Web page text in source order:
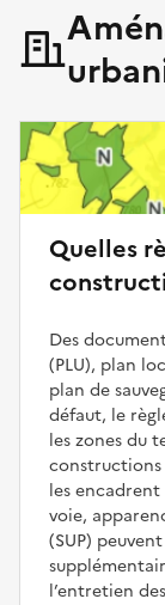
Quelles
Des
(PLU), plan
plan de
défaut, le
les zones du
constructions
les
voie,
(SUP)
l’entretien